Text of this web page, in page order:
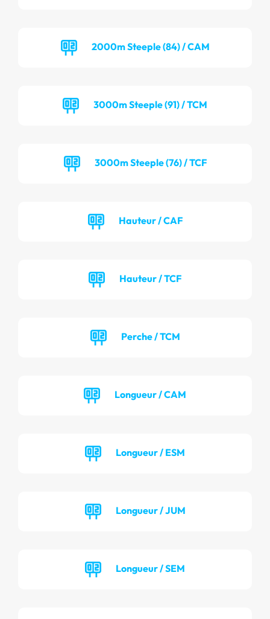
2000m Steeple (84) / CAM
3000m Steeple (91) / TCM
3000m Steeple (76) / TCF
Hauteur / CAF
Hauteur / TCF
Perche / TCM
Longueur / CAM
Longueur / ESM
Longueur / JUM
Longueur / SEM